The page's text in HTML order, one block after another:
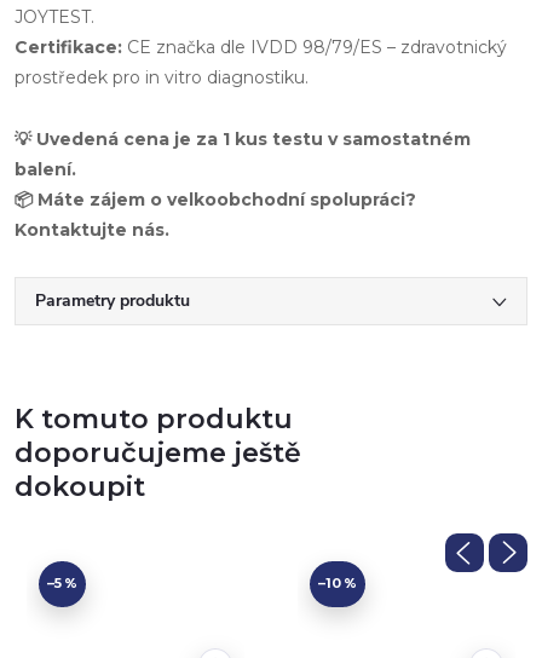
JOYTEST.
Certifikace: CE značka dle IVDD 98/79/ES – zdravotnický
prostředek pro in vitro diagnostiku.
💡 Uvedená cena je za 1 kus testu v samostatném
balení.
📦 Máte zájem o velkoobchodní spolupráci?
Kontaktujte nás.
Parametry produktu
K tomuto produktu
doporučujeme ještě
dokoupit
–5 % –10 %